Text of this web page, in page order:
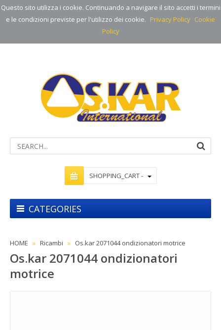
Questo sito utilizza i cookie. Continuando a navigare il sito accetti i termini
e le condizioni previste per l'utilizzo dei cookie. Privacy Policy Cookie
Policy
SHOPPING_CART -
CATEGORIES
HOME Ricambi Os.kar 2071044 ondizionatori motrice
Os.kar 2071044 ondizionatori
motrice